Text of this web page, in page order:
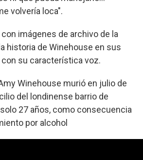
volvería loca".
imágenes de archivo de la
historia de Winehouse en sus
con su característica voz.
Winehouse murió en julio de
del londinense barrio de
27 años, como consecuencia
por alcohol